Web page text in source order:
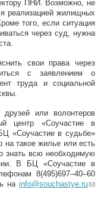
ПНИ. Возможно, не
реализацией жилищных
того, если ситуация
через суд, нужна
свои права через
с заявлением о
труда и социальной
или волонтеров
центр «Соучастие в
«Соучастие в судьбе»
на такое жилье или есть
знать всю необходимую
В БЦ «Соучастие в
8(495)697–40–60
на info@souchastye.ru(li